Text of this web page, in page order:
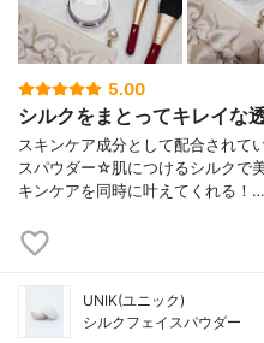
5.00
シルクをまとってキレイな
スキンケア成分として配合されて
スパウダー☆肌につけるシルクで
キンケアを同時に叶えてくれる！…
UNIK(ユニック)
シルクフェイスパウダー